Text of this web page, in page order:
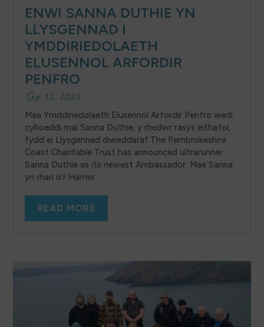
ENWI SANNA DUTHIE YN
LLYSGENNAD I
YMDDIRIEDOLAETH
ELUSENNOL ARFORDIR
PENFRO
Sep 12, 2025
Mae Ymddiriedolaeth Elusennol Arfordir Penfro wedi
cyhoeddi mai Sanna Duthie, y rhedwr rasys eithafol,
fydd ei Llysgennad diweddaraf.The Pembrokeshire
Coast Charitable Trust has announced ultrarunner
Sanna Duthie as its newest Ambassador. Mae Sanna
yn rhan o’r Harrier...
READ MORE